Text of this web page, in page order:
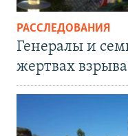
РАССЛЕДОВАНИЯ
Генералы и
жертвах